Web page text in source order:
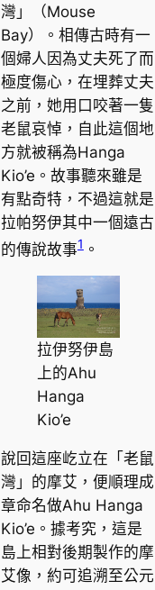
灣」（Mouse
Bay）。相傳古時有一
個婦人因為丈夫死了而
極度傷心，在埋葬丈夫
之前，她用口咬著一隻
老鼠哀悼，自此這個地
方就被稱為Hanga
Kio’e。故事聽來雖是
有點奇特，不過這就是
拉帕努伊其中一個遠古
的傳說故事1。
拉伊努伊島
上的Ahu
Hanga
Kio’e
說回這座屹立在「老鼠
灣」的摩艾，便順理成
章命名做Ahu Hanga
Kio’e。據考究，這是
島上相對後期製作的摩
艾像，約可追溯至公元